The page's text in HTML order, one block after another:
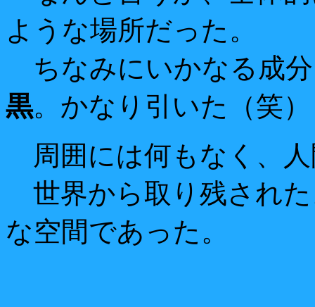
ような場所だった。
ちなみにいかなる成
黒。かなり引いた（笑）
周囲には何もなく、
世界から取り残され
な空間であった。